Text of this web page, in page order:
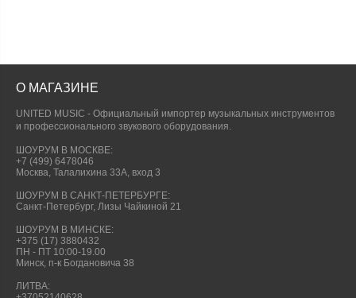
О МАГАЗИНЕ
UNITED MUSIC - Официальный импортер музыкальных инструментов
и профессионального звукового оборудования.
ШОУРУМ В МОСКВЕ:
+7 (499) 6478046
Москва, Талалихина 33А, вход 3
ШОУРУМ В САНКТ-ПЕТЕРБУРГЕ:
Санкт-Петербург, Лизы Чайкиной 21
ШОУРУМ В МИНСКЕ:
+375 (17) 3880432
ПН - ПТ 10:00-19.00
Минск, п-к Богдановича 38
ЛИТВА: